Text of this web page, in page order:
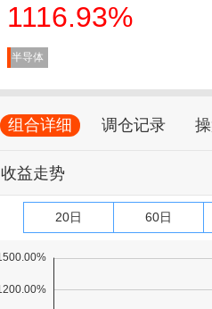
1116.93%
半导体
组合详细 调仓记录
收益走势
20日 60日